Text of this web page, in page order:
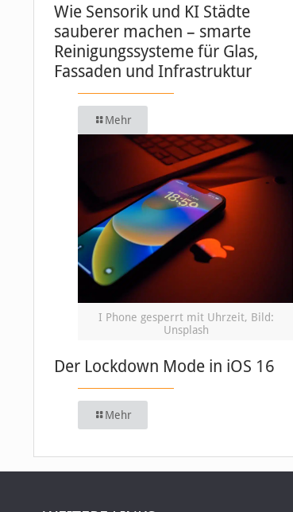
Wie Sensorik und KI Städte
sauberer machen – smarte
Reinigungssysteme für Glas,
Fassaden und Infrastruktur
Mehr
I Phone gesperrt mit Uhrzeit, Bild:
Unsplash
Der Lockdown Mode in iOS 16
Mehr